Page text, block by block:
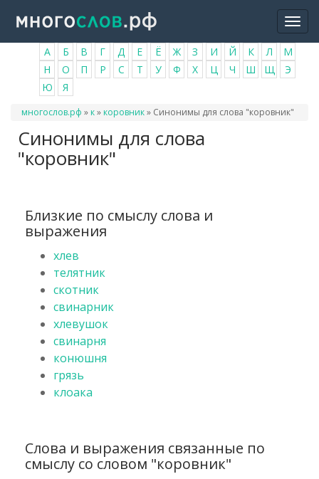
основному
содержанию
А Б В Г Д Е Ё Ж З И Й К Л
М
Н
О П Р С Т У Ф Х Ц Ч Ш Щ
Э
Ю
Я
Вы
многослов.рф » к» коровник» Синонимы для слова "коровник"
Синонимы для слова
"коровник"
Близкие по смыслу слова и
выражения
хлев
телятник
скотник
свинарник
хлевушок
свинарня
конюшня
грязь
клоака
Слова и выражения связанные по
смыслу со словом "коровник"